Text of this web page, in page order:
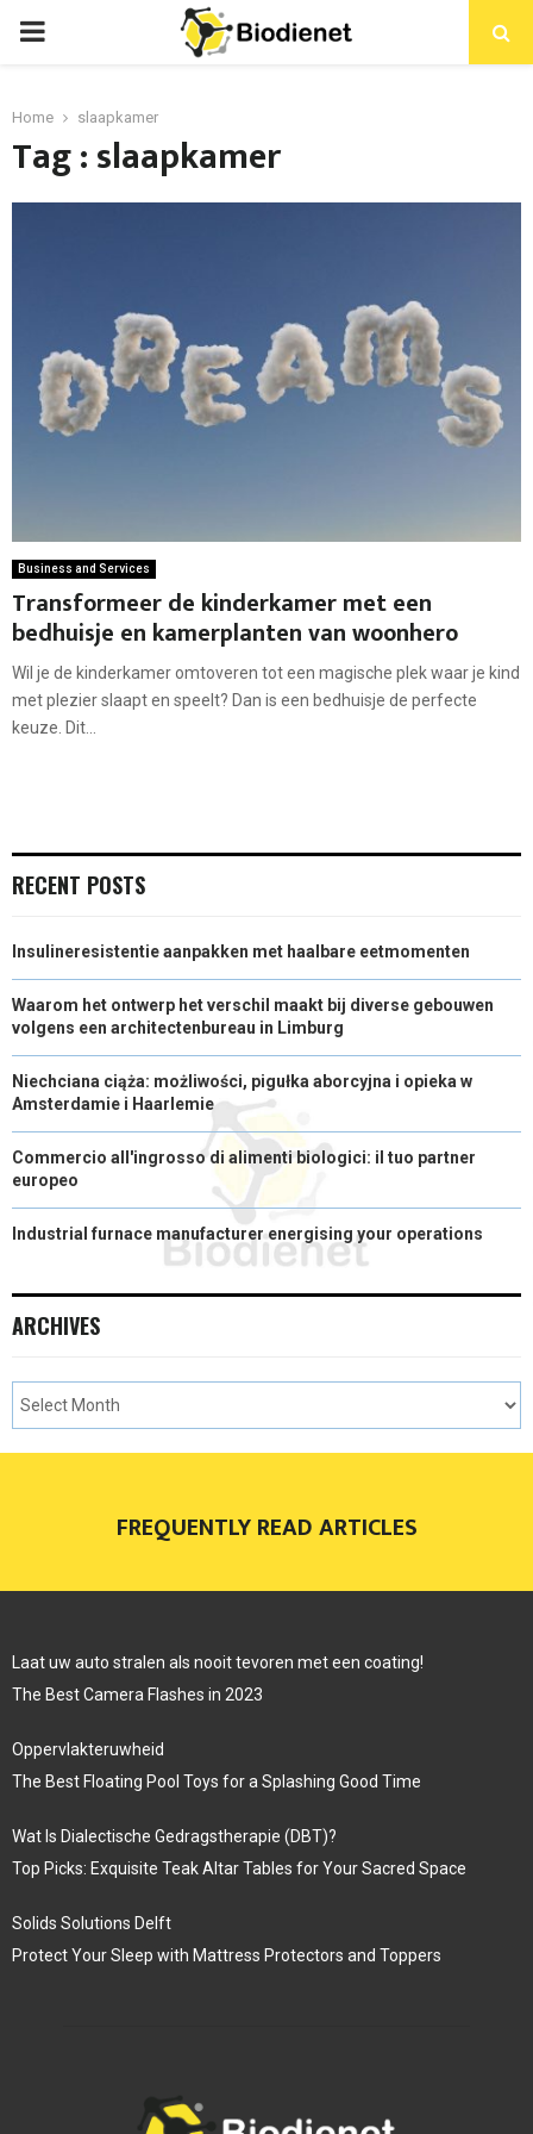
PRIMARY
Home slaapkamer
Tag : slaapkamer
Business and Services
Transformeer de kinderkamer met een
bedhuisje en kamerplanten van woonhero
Wil je de kinderkamer omtoveren tot een magische plek waar je kind
met plezier slaapt en speelt? Dan is een bedhuisje de perfecte
keuze. Dit...
RECENT POSTS
Insulineresistentie aanpakken met haalbare eetmomenten
Waarom het ontwerp het verschil maakt bij diverse gebouwen
volgens een architectenbureau in Limburg
Niechciana ciąża: możliwości, pigułka aborcyjna i opieka w
Amsterdamie i Haarlemie
Commercio all'ingrosso di alimenti biologici: il tuo partner
europeo
Industrial furnace manufacturer energising your operations
ARCHIVES
FREQUENTLY READ ARTICLES
Laat uw auto stralen als nooit tevoren met een coating!
The Best Camera Flashes in 2023
Oppervlakteruwheid
The Best Floating Pool Toys for a Splashing Good Time
Wat Is Dialectische Gedragstherapie (DBT)?
Top Picks: Exquisite Teak Altar Tables for Your Sacred Space
Solids Solutions Delft
Protect Your Sleep with Mattress Protectors and Toppers